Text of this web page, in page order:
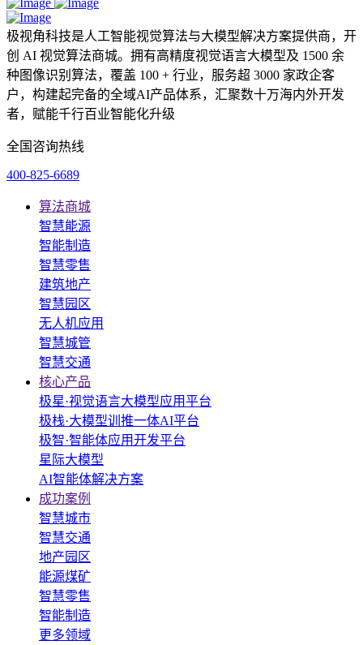
极视角科技是人工智能视觉算法与大模型解决方案提供商，开
创 AI 视觉算法商城。拥有高精度视觉语言大模型及 1500 余
种图像识别算法，覆盖 100 + 行业，服务超 3000 家政企客
户，构建起完备的全域AI产品体系，汇聚数十万海内外开发
者，赋能千行百业智能化升级
全国咨询热线
400-825-6689
算法商城
智慧能源
智能制造
智慧零售
建筑地产
智慧园区
无人机应用
智慧城管
智慧交通
核心产品
极星·视觉语言大模型应用平台
极栈·大模型训推一体AI平台
极智·智能体应用开发平台
星际大模型
AI智能体解决方案
成功案例
智慧城市
智慧交通
地产园区
能源煤矿
智慧零售
智能制造
更多领域